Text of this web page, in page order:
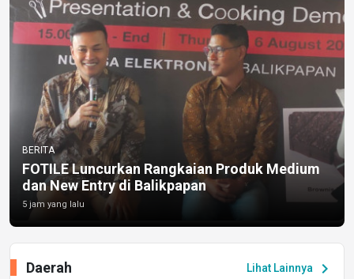
BERITA
FOTILE Luncurkan Rangkaian Produk Medium
dan New Entry di Balikpapan
5 jam yang lalu
Lihat Lainnya chevron_right
Daerah